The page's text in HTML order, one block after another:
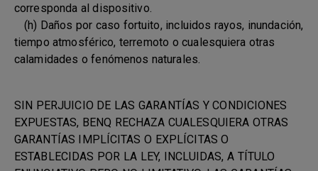
corresponda al dispositivo.
(h) Daños por caso fortuito, incluidos rayos, inundación,
tiempo atmosférico, terremoto o cualesquiera otras
calamidades o fenómenos naturales.
SIN PERJUICIO DE LAS GARANTÍAS Y CONDICIONES
EXPUESTAS, BENQ RECHAZA CUALESQUIERA OTRAS
GARANTÍAS IMPLÍCITAS O EXPLÍCITAS O
ESTABLECIDAS POR LA LEY, INCLUIDAS, A TÍTULO